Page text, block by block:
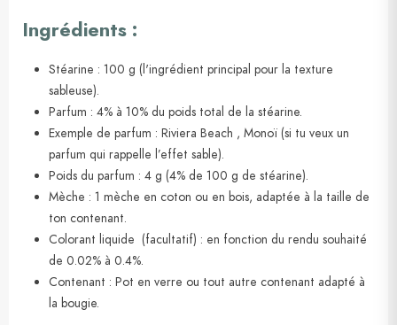
Ingrédients :
Stéarine : 100 g (l'ingrédient principal pour la texture
sableuse).
Parfum : 4% à 10% du poids total de la stéarine.
Exemple de parfum : Riviera Beach , Monoï (si tu veux un
parfum qui rappelle l’effet sable).
Poids du parfum : 4 g (4% de 100 g de stéarine).
Mèche : 1 mèche en coton ou en bois, adaptée à la taille de
ton contenant.
Colorant liquide (facultatif) : en fonction du rendu souhaité
de 0.02% à 0.4%.
Contenant : Pot en verre ou tout autre contenant adapté à
la bougie.